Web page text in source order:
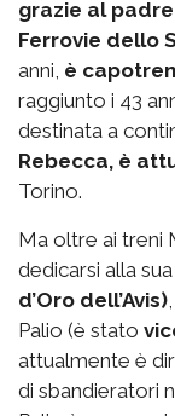
grazie al
Ferrovie dello
anni, è
raggiunto i 43
destinata a
Rebecca, è
Torino.
Ma oltre ai treni
dedicarsi alla
d’Oro dell’Avis)
Palio (è stato
attualmente è
di sbandieratori